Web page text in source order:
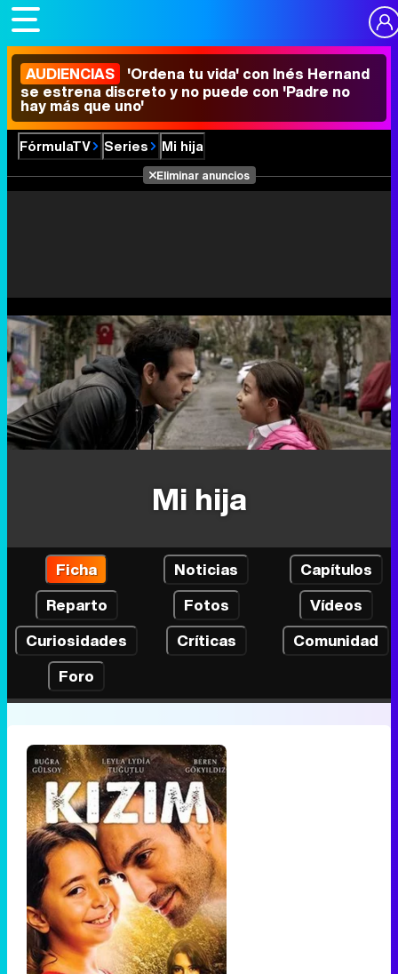
AUDIENCIAS 'Ordena tu vida' con Inés Hernand
se estrena discreto y no puede con 'Padre no
hay más que uno'
FórmulaTV Series Mi hija
Eliminar anuncios
Mi hija
Ficha Noticias
Capítulos
Reparto
Fotos
Vídeos
Curiosidades
Críticas
Comunidad
Foro